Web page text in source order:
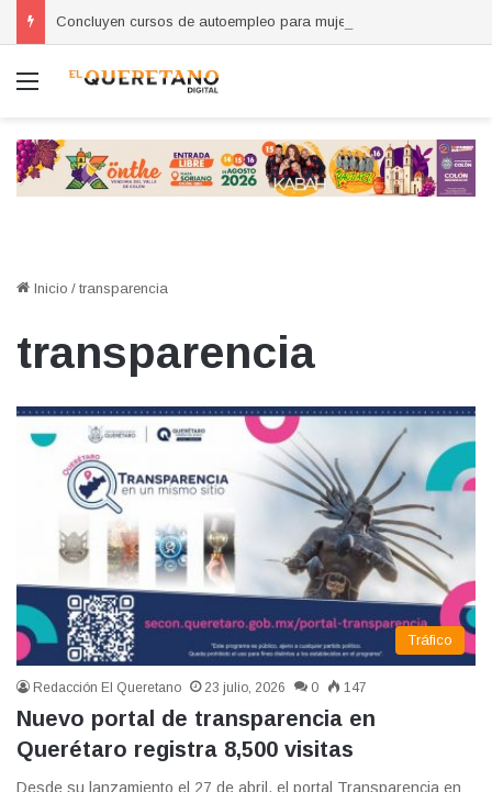
Menú
Inicio / transparencia
transparencia
Tráfico
Redacción El Queretano 23 julio, 2026 0 147
Nuevo portal de transparencia en
Querétaro registra 8,500 visitas
Desde su lanzamiento el 27 de abril, el portal Transparencia en